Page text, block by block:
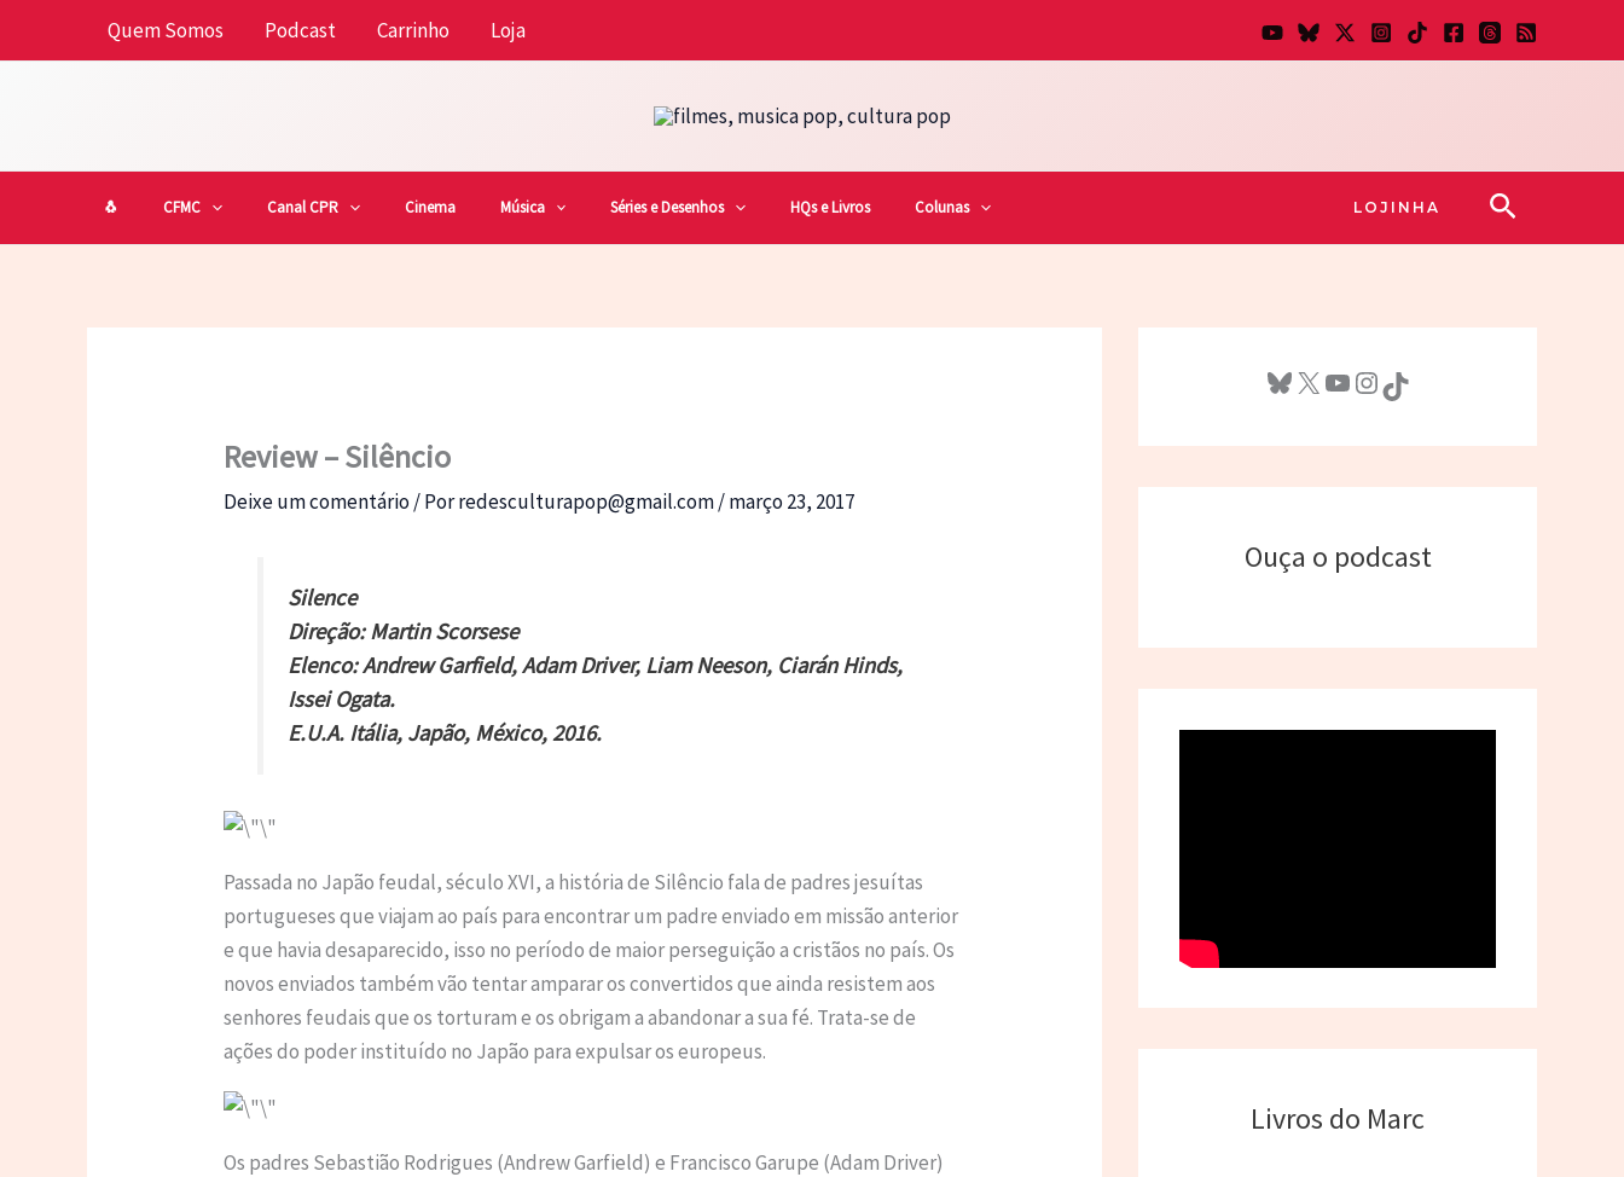
Quem Somos Podcast Carrinho Loja
🐧 CFMC Canal CPR Cinema Música Séries e Desenhos HQs e Livros Colunas LOJINHA Pesquisar
Review – Silêncio
Deixe um comentário/ Porredesculturapop@gmail.com/março 23, 2017
Silence
Direção: Martin Scorsese
Elenco: Andrew Garfield, Adam Driver, Liam Neeson, Ciarán Hinds,
Issei Ogata.
E.U.A. Itália, Japão, México, 2016.
Passada no Japão feudal, século XVI, a história de Silêncio fala de padres jesuítas
portugueses que viajam ao país para encontrar um padre enviado em missão anterior
e que havia desaparecido, isso no período de maior perseguição a cristãos no país. Os
novos enviados também vão tentar amparar os convertidos que ainda resistem aos
senhores feudais que os torturam e os obrigam a abandonar a sua fé. Trata-se de
ações do poder instituído no Japão para expulsar os europeus.
Os padres Sebastião Rodrigues (Andrew Garfield) e Francisco Garupe (Adam Driver)
Bluesky X Youtube InstagramTikTok
Ouça o podcast
Livros do Marc